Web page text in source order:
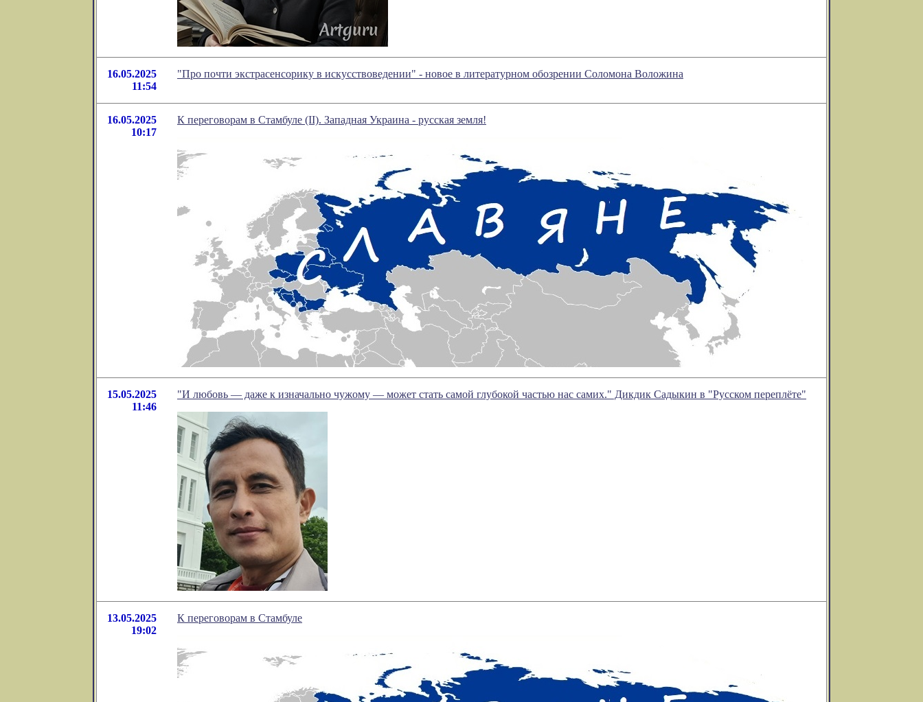
16.05.2025
11:54
"Про почти экстрасенсорику в искусствоведении" - новое в литературном обозрении Соломона Воложина
16.05.2025
10:17
К переговорам в Стамбуле (II). Западная Украина - русская земля!
15.05.2025
11:46
"И любовь — даже к изначально чужому — может стать самой глубокой частью нас самих." Дикдик Садыкин в "Русском переплёте"
13.05.2025
19:02
К переговорам в Стамбуле